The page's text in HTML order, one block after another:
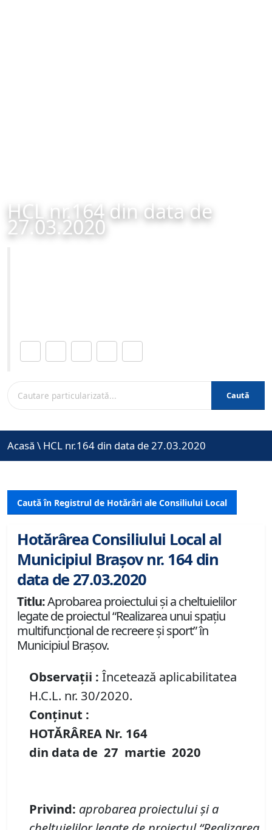
HCL nr.164 din data de
27.03.2020
Caută
Acasă \ HCL nr.164 din data de 27.03.2020
Caută în Registrul de Hotărâri ale Consiliului Local
Hotărârea Consiliului Local al
Municipiul Brașov nr. 164 din
data de 27.03.2020
Titlu:Aprobarea proiectului şi a cheltuielilor
legate de proiectul “Realizarea unui spațiu
multifuncțional de recreere și sport” în
Municipiul Brașov.
Observații : Încetează aplicabilitatea
H.C.L. nr. 30/2020.
Conținut :
HOTĂRÂREA Nr. 164
din data de 27 martie 2020
Privind: aprobareaproiectuluişi a